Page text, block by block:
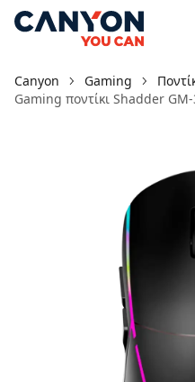
Canyon Gaming
Gaming ποντίκι Shadder GM-